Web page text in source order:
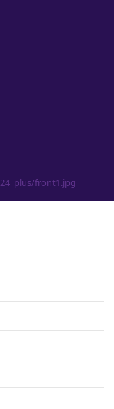
front1.jpg